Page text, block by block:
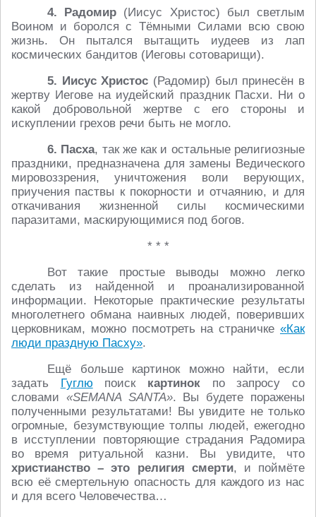
4. Радомир (Иисус Христос) был светлым
Воином и боролся с Тёмными Силами всю свою
жизнь. Он пытался вытащить иудеев из лап
космических бандитов (Иеговы сотоварищи).
5. Иисус Христос (Радомир) был принесён в
жертву Иегове на иудейский праздник Пасхи. Ни о
какой добровольной жертве с его стороны и
искуплении грехов речи быть не могло.
6. Пасха, так же как и остальные религиозные
праздники, предназначена для замены Ведического
мировоззрения, уничтожения воли верующих,
приучения паствы к покорности и отчаянию, и для
откачивания жизненной силы космическими
паразитами, маскирующимися под богов.
* * *
Вот такие простые выводы можно легко
сделать из найденной и проанализированной
информации. Некоторые практические результаты
многолетнего обмана наивных людей, поверивших
церковникам, можно посмотреть на страничке «Как
люди праздную Пасху».
Ещё больше картинок можно найти, если
задать Гуглю поиск картинок по запросу со
словами «SEMANA SANTA». Вы будете поражены
полученными результатами! Вы увидите не только
огромные, безумствующие толпы людей, ежегодно
в исступлении повторяющие страдания Радомира
во время ритуальной казни. Вы увидите, что
христианство – это религия смерти, и поймёте
всю её смертельную опасность для каждого из нас
и для всего Человечества…